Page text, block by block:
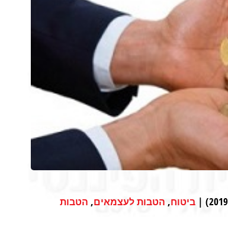
ביטוח, הטבות לעצמאים, הטבות